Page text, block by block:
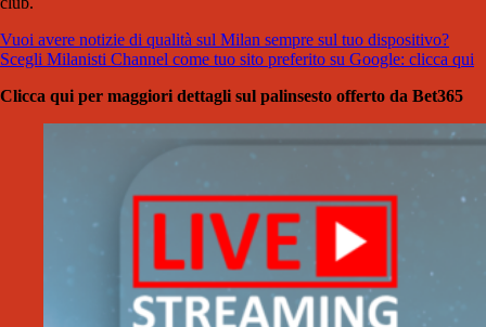
Vuoi avere notizie di qualità sul Milan sempre sul tuo dispositivo?
Scegli Milanisti Channel come tuo sito preferito su Google: clicca qui
Clicca qui per maggiori dettagli sul palinsesto offerto da Bet365